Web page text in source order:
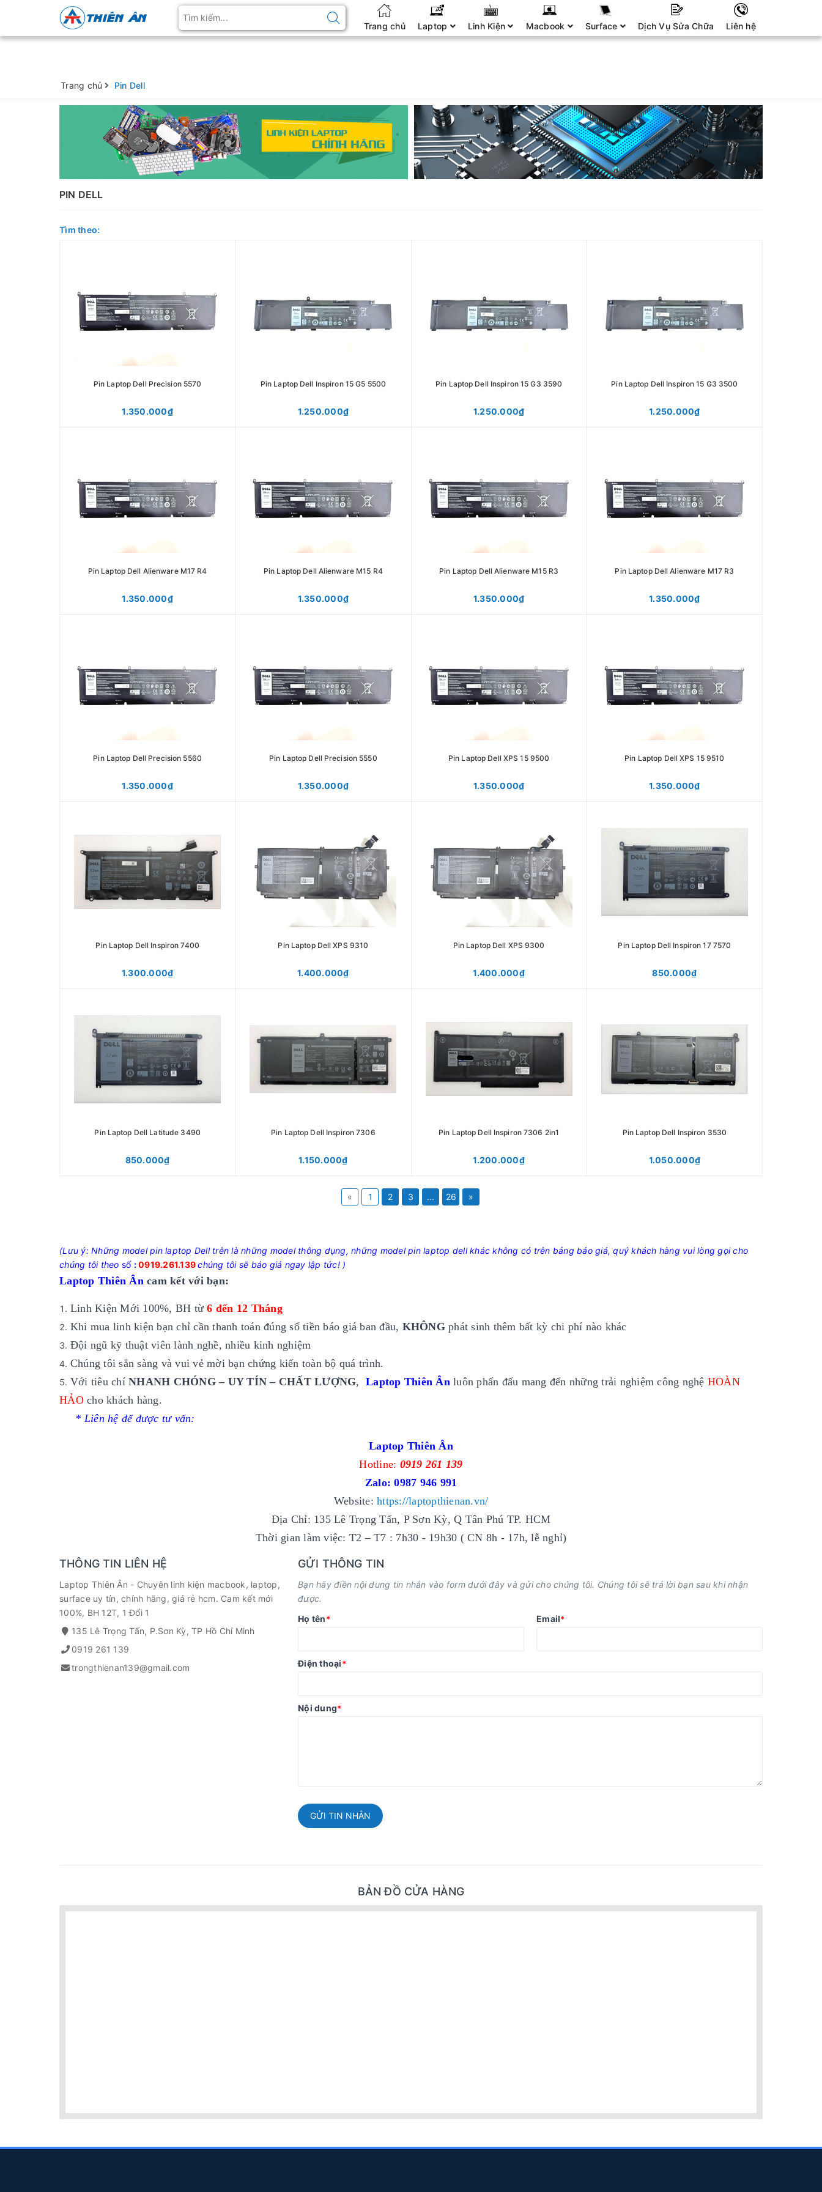
Trang chủ Laptop Linh Kiện Macbook Surface Dịch Vụ Sửa Chữa Liên hệ
Trang chủ Pin Dell
PIN DELL
Tìm theo:
Pin Laptop Dell Precision 5570
1.350.000₫
Pin Laptop Dell Inspiron 15 G5 5500
1.250.000₫
Pin Laptop Dell Inspiron 15 G3 3590
1.250.000₫
Pin Laptop Dell Inspiron 15 G3 3500
1.250.000₫
Pin Laptop Dell Alienware M17 R4
1.350.000₫
Pin Laptop Dell Alienware M15 R4
1.350.000₫
Pin Laptop Dell Alienware M15 R3
1.350.000₫
Pin Laptop Dell Alienware M17 R3
1.350.000₫
Pin Laptop Dell Precision 5560
1.350.000₫
Pin Laptop Dell Precision 5550
1.350.000₫
Pin Laptop Dell XPS 15 9500
1.350.000₫
Pin Laptop Dell XPS 15 9510
1.350.000₫
Pin Laptop Dell Inspiron 7400
1.300.000₫
Pin Laptop Dell XPS 9310
1.400.000₫
Pin Laptop Dell XPS 9300
1.400.000₫
Pin Laptop Dell Inspiron 17 7570
850.000₫
Pin Laptop Dell Latitude 3490
850.000₫
Pin Laptop Dell Inspiron 7306
1.150.000₫
Pin Laptop Dell Inspiron 7306 2in1
1.200.000₫
Pin Laptop Dell Inspiron 3530
1.050.000₫
« 1 2 3 ... 26 »
(Lưu ý: Những model pin laptop Dell trên là những model thông dụng, những model pin laptop dell khác không có trên bảng báo giá, quý khách hàng vui lòng gọi cho
chúng tôi theo số :0919.261.139chúng tôi sẽ báo giá ngay lập tức!)
Laptop Thiên Âncam kết với bạn:
Linh Kiện Mới 100%, BH từ6 đến 12 Tháng
Khi mua linh kiện bạn chỉ cần thanh toán đúng số tiền báo giá ban đầu, KHÔNG phát sinh thêm bất kỳ chi phí nào khác
Đội ngũ kỹ thuật viên lành nghề, nhiều kinh nghiệm
Chúng tôi sẳn sàng và vui vẻ mời bạn chứng kiến toàn bộ quá trình.
Với tiêu chí NHANH CHÓNG – UY TÍN – CHẤT LƯỢNG, Laptop Thiên Ânluôn phấn đấu mang đến những trải nghiệm công nghệ HOÀN
HẢOcho khách hàng.
* Liên hệ để được tư vấn:
Laptop Thiên Ân
Hotline: 0919 261 139
Zalo:0987 946 991
Website: https://laptopthienan.vn/
Địa Chỉ: 135 Lê Trọng Tấn, P Sơn Kỳ, Q Tân Phú TP. HCM
Thời gian làm việc: T2 – T7 : 7h30 - 19h30 ( CN 8h - 17h, lễ nghỉ)
THÔNG TIN LIÊN HỆ
Laptop Thiên Ân - Chuyên linh kiện macbook, laptop,
surface uy tín, chính hãng, giá rẻ hcm. Cam kết mới
100%, BH 12T, 1 Đổi 1
135 Lê Trọng Tấn, P.Sơn Kỳ, TP Hồ Chí Minh
0919 261 139
trongthienan139@gmail.com
GỬI THÔNG TIN
Bạn hãy điền nội dung tin nhắn vào form dưới đây và gửi cho chúng tôi. Chúng tôi sẽ trả lời bạn sau khi nhận
được.
Họ tên* Email*
Điện thoại*
Nội dung*
GỬI TIN NHẮN
BẢN ĐỒ CỬA HÀNG